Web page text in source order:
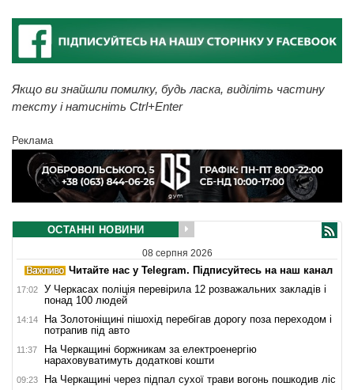
Якщо ви знайшли помилку, будь ласка, виділіть частину
тексту і натисніть Ctrl+Enter
Реклама
ОСТАННІ НОВИНИ
08 серпня 2026
Читайте нас у Telegram. Підписуйтесь на наш канал
17:02
У Черкасах поліція перевірила 12 розважальних закладів і
понад 100 людей
14:14
На Золотоніщині пішохід перебігав дорогу поза переходом і
потрапив під авто
11:37
На Черкащині боржникам за електроенергію
нараховуватимуть додаткові кошти
09:23 На Черкащині через підпал сухої трави вогонь пошкодив ліс